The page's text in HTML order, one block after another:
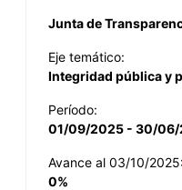
Junta de
Eje temático:
Integridad pública y
Período:
01/09/2025 - 30/
Avance al 03/10/2025:
0%